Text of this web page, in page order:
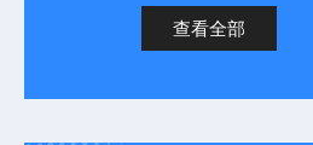
查看全部